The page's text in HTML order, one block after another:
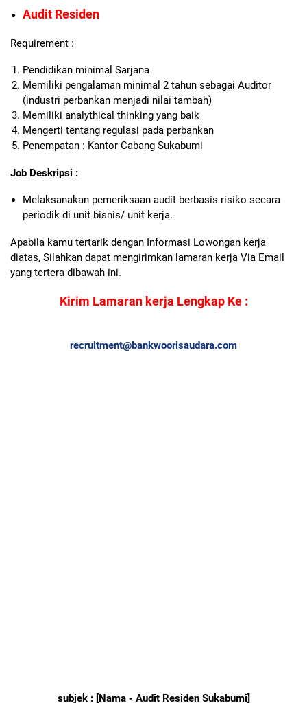
Audit Residen
Requirement :
Pendidikan minimal Sarjana
Memiliki pengalaman minimal 2 tahun sebagai Auditor
(industri perbankan menjadi nilai tambah)
Memiliki analythical thinking yang baik
Mengerti tentang regulasi pada perbankan
Penempatan : Kantor Cabang Sukabumi
Job Deskripsi :
Melaksanakan pemeriksaan audit berbasis risiko secara
periodik di unit bisnis/ unit kerja.
Apabila kamu tertarik dengan Informasi Lowongan kerja
diatas, Silahkan dapat mengirimkan lamaran kerja Via Email
yang tertera dibawah ini.
Kirim Lamaran kerja Lengkap Ke :
recruitment@bankwoorisaudara.com
subjek : [Nama - Audit Residen Sukabumi]